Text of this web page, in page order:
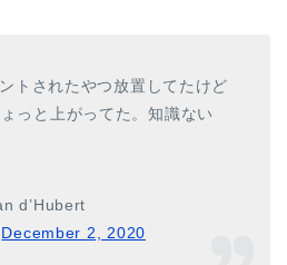
トされたやつ放置してたけど
っと上がってた。知識ない
d’Hubert
December 2, 2020